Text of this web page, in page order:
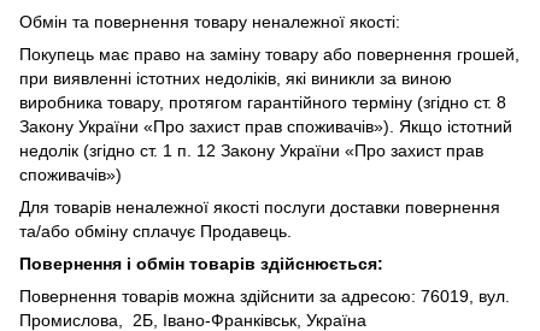
Обмін та повернення товару неналежної якості:
Покупець має право на заміну товару або повернення грошей,
при виявленні істотних недоліків, які виникли за виною
виробника товару, протягом гарантійного терміну (згідно ст. 8
Закону України «Про захист прав споживачів»). Якщо істотний
недолік (згідно ст. 1 п. 12 Закону України «Про захист прав
споживачів»)
Для товарів неналежної якості послуги доставки повернення
та/або обміну сплачує Продавець.
Повернення і обмін товарів здійснюється:
Повернення товарів можна здійснити за адресою: 76019, вул.
Промислова, 2Б, Івано-Франківськ, Україна